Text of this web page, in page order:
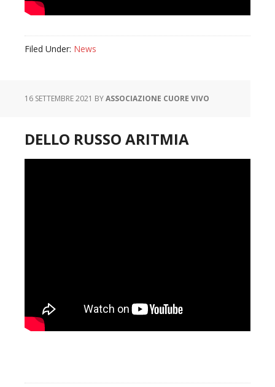
Filed Under: News
16 SETTEMBRE 2021 BYASSOCIAZIONE CUORE VIVO
DELLO RUSSO ARITMIA